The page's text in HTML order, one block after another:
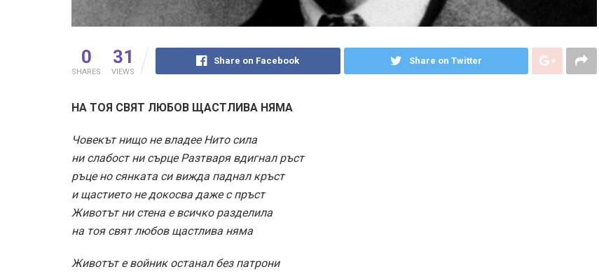
0
SHARES
31
VIEWS
Share on Facebook Share on Twitter
НА ТОЯ СВЯТ ЛЮБОВ ЩАСТЛИВА НЯМА
Човекът нищо не владее Нито сила
ни слабост ни сърце Разтваря вдигнал ръст
ръце но сянката си вижда паднал кръст
и щастието не докосва даже с пръст
Животът ни стена е всичко разделила
на тоя свят любов щастлива няма
Животът е войник останал без патрони